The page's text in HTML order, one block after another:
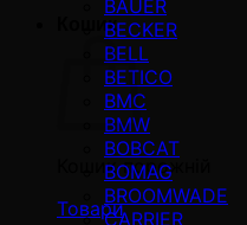
Кошик
Кошик порожній
Товари
BAUER
BECKER
BELL
BETICO
BMC
BMW
BOBCAT
BOMAG
BROOMWADE
CARRIER